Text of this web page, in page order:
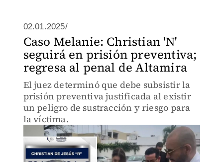
02.01.2025/
Caso Melanie: Christian 'N'
seguirá en prisión preventiva;
regresa al penal de Altamira
El juez determinó que debe subsistir la
prisión preventiva justificada al existir
un peligro de sustracción y riesgo para
la víctima.